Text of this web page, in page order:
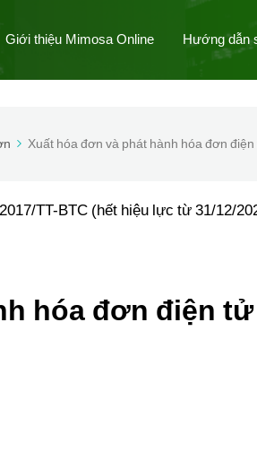
Giới thiệu Mimosa Online Hướng dẫn
Xuất hóa đơn và phát hành hóa đơn
TT-BTC (hết hiệu lực từ 31/12/
hóa đơn điện tử